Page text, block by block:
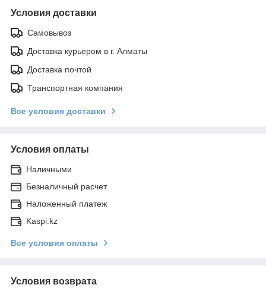
Условия доставки
Самовывоз
Доставка курьером в г. Алматы
Доставка почтой
Транспортная компания
Все условия доставки
Условия оплаты
Наличными
Безналичный расчет
Наложенный платеж
Kaspi.kz
Все условия оплаты
Условия возврата